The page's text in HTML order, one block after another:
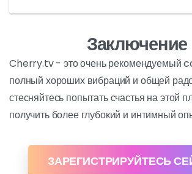
Заключение
Cherry.tv - это очень рекомендуемый
полный хороших вибраций и общей
стесняйтесь попытать счастья на этой
получить более глубокий и интимный
ЗАРЕГИСТРИРУЙТЕСЬ